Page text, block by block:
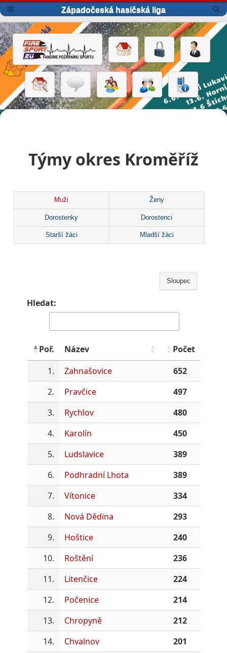
Západočeská hasičská liga
Týmy okres Kroměříž
Muži Ženy
Dorostenky Dorostenci
Starší žáci Mladší žáci
Sloupec
Hledat:
Poř. Název
Počet
1.
Zahnašovice
652
2.
Pravčice
497
3.
Rychlov
480
4.
Karolín
450
5.
Ludslavice
389
6.
Podhradní Lhota
389
7.
Vítonice
334
8.
Nová Dědina
293
9.
Hoštice
240
10.
Roštění
236
11.
Litenčice
224
12.
Počenice
214
13.
Chropyně
212
14.
Chvalnov
201